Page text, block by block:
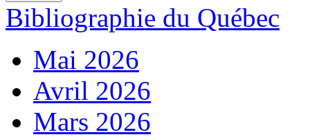
Bibliographie du Québec
Mai 2026
Avril 2026
Mars 2026